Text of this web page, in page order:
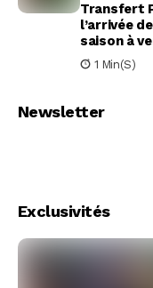
Transfert
l’arrivée
saison à
1 Min(s)
Newsletter
Exclusivités